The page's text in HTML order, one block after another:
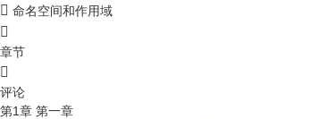
命名空间和作用域
章节
评论
第1章 第一章